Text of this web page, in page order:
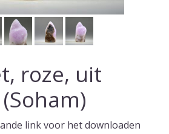
roze, uit
link voor het downloaden